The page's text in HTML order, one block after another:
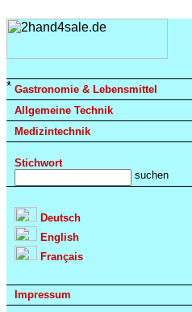
Gastronomie & Lebensmittel
Allgemeine Technik
Medizintechnik
Stichwort
Deutsch
English
Français
Impressum